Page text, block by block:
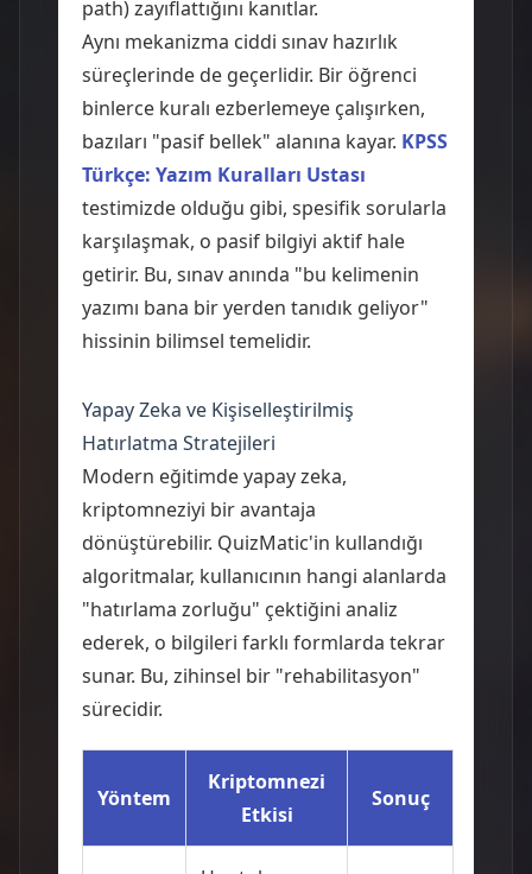
path) zayıflattığını kanıtlar.
Aynı mekanizma ciddi sınav hazırlık
süreçlerinde de geçerlidir. Bir öğrenci
binlerce kuralı ezberlemeye çalışırken,
bazıları "pasif bellek" alanına kayar. KPSS
Türkçe: Yazım Kuralları Ustası
testimizde olduğu gibi, spesifik sorularla
karşılaşmak, o pasif bilgiyi aktif hale
getirir. Bu, sınav anında "bu kelimenin
yazımı bana bir yerden tanıdık geliyor"
hissinin bilimsel temelidir.
Yapay Zeka ve Kişiselleştirilmiş
Hatırlatma Stratejileri
Modern eğitimde yapay zeka,
kriptomneziyi bir avantaja
dönüştürebilir. QuizMatic'in kullandığı
algoritmalar, kullanıcının hangi alanlarda
"hatırlama zorluğu" çektiğini analiz
ederek, o bilgileri farklı formlarda tekrar
sunar. Bu, zihinsel bir "rehabilitasyon"
sürecidir.
Yöntem
Kriptomnezi
Etkisi
Sonuç